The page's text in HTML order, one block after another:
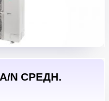
A/N СРЕДН.